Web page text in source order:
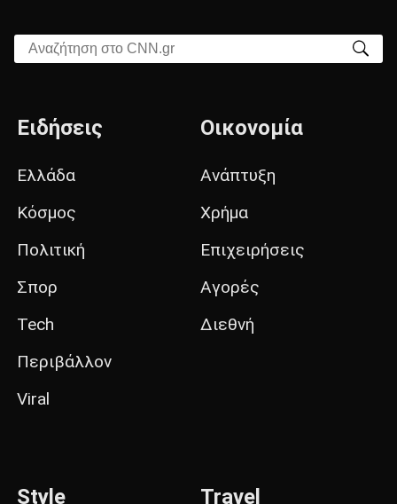
Αναζήτηση στο CNN.gr
Ειδήσεις
Ελλάδα
Κόσμος
Πολιτική
Σπορ
Tech
Περιβάλλον
Viral
Οικονομία
Ανάπτυξη
Χρήμα
Επιχειρήσεις
Αγορές
Διεθνή
Style Travel